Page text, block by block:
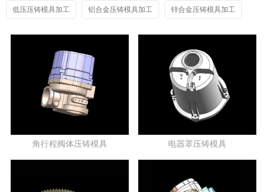
低压压铸模具加工 铝合金压铸模具加工 锌合金压铸模具加工
角行程阀体压铸模具 电器罩压铸模具